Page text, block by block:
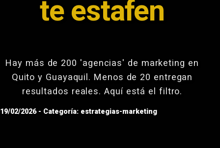
te estafen
Hay más de 200 'agencias' de marketing en
Quito y Guayaquil. Menos de 20 entregan
resultados reales. Aquí está el filtro.
19/02/2026 - Categoría: estrategias-marketing